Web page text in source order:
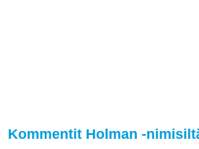
Kommentit Holman -